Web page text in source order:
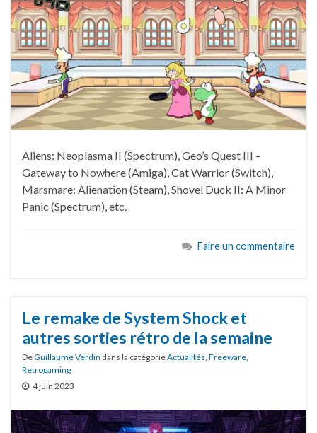
Aliens: Neoplasma II (Spectrum), Geo’s Quest III –
Gateway to Nowhere (Amiga), Cat Warrior (Switch),
Marsmare: Alienation (Steam), Shovel Duck II: A Minor
Panic (Spectrum), etc.
Faire un commentaire
Le remake de System Shock et
autres sorties rétro de la semaine
DeGuillaume Verdin dans la catégorieActualités Freeware
Retrogaming
4 juin 2023